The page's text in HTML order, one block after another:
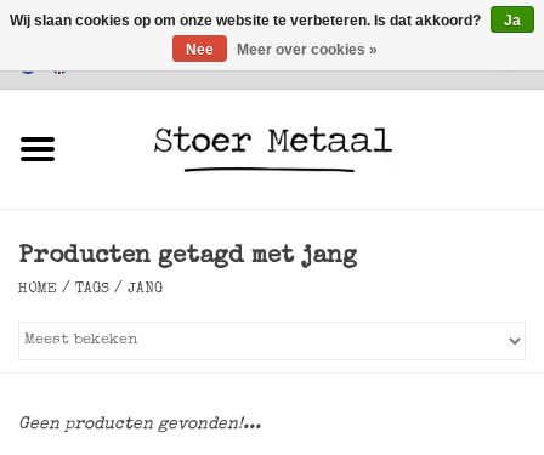
Klantenservice
Verlichting
Producten getagd met jang
HOME / TAGS / JANG
Geen producten gevonden!...
Wij slaan cookies op om onze website te verbeteren. Is dat akkoord?
Ja
Nee
Meer over cookies »